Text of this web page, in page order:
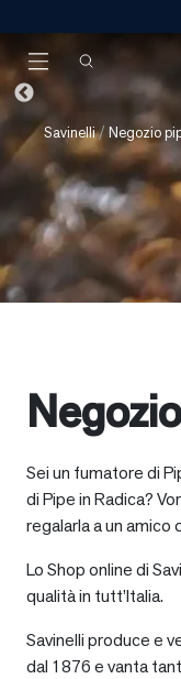
Savinelli/ Negozio
Sei un fumatore di
di Pipe in Radica?
regalarla a un amico
Lo Shop online di
qualità in tutt’Italia.
Savinelli produce e
dal 1876 e vanta